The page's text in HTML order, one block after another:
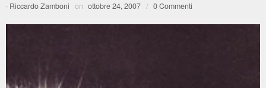
· Riccardo Zamboni on ottobre 24, 2007 / 0 Commenti